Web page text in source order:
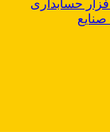
حسابداری